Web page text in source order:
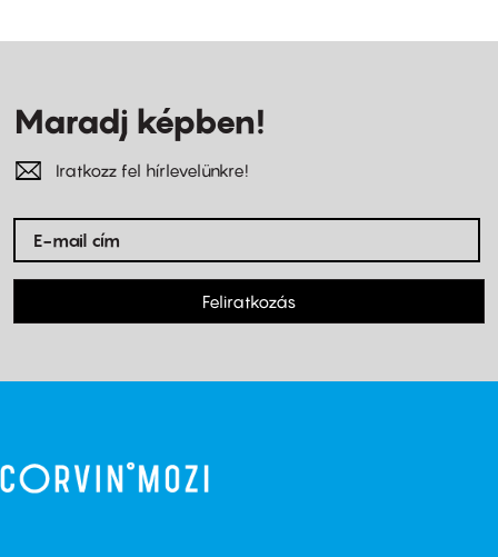
Maradj képben!
Iratkozz fel hírlevelünkre!
Feliratkozás